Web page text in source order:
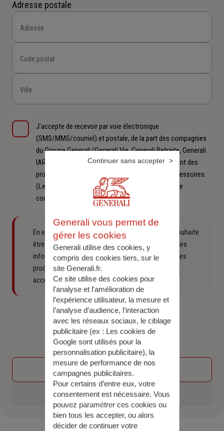
Adresse postale
Adresse
Code postal
Ville
J’accepte de recevoir par voie électronique
(SMS/MMS/courriel) et postale, de la part des compagnies
du Groupe Generali (Generali Vie, Generali Retraite, Generali
IARD, l’Equité), des offres commerciales concernant des
produits d’assurances et produits ou services accessoires.
(Le fait de ne pas cocher vaut refus, sauf en cas de
consentement préalable).
En envoyant ce formulaire de rappel complété, je souhaite
être appelé par un conseiller Generali pour obtenir des
informations et offres commerciales concernant des
produits d’assurances et produits ou services
accessoires proposées par Generali.
Vérification Anti-Robot
Clique ici pour vérifier
Étape précédente
Envoyer
Generali vous permet de
gérer les cookies
Generali utilise des cookies, y
compris des cookies tiers, sur le
site Generali.fr.
Ce site utilise des cookies pour
l’analyse et l'amélioration de
l’expérience utilisateur, la mesure et
l’analyse d’audience, l’interaction
avec les réseaux sociaux, le ciblage
publicitaire (ex : Les cookies de
Google sont utilisés pour la
personnalisation publicitaire), la
mesure de performance de nos
campagnes publicitaires.
Pour certains d’entre eux, votre
consentement est nécessaire. Vous
pouvez paramétrer ces cookies ou
bien tous les accepter, ou alors
décider de continuer votre
Continuer sans accepter